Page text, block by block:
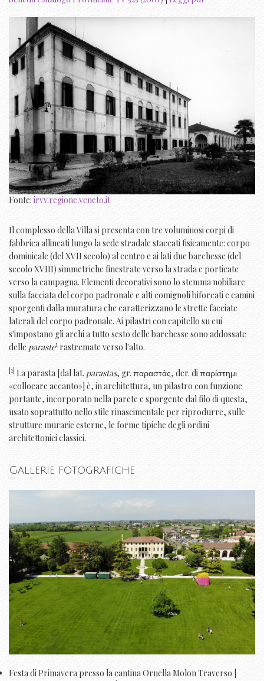
Fonte: irvv.regione.veneto.it
Il complesso della Villa si presenta con tre voluminosi corpi di
fabbrica allineati lungo la sede stradale staccati fisicamente: corpo
dominicale (del XVII secolo) al centro e ai lati due barchesse (del
secolo XVIII) simmetriche finestrate verso la strada e porticate
verso la campagna. Elementi decorativi sono lo stemma nobiliare
sulla facciata del corpo padronale e alti comignoli biforcati e camini
sporgenti dalla muratura che caratterizzano le strette facciate
laterali del corpo padronale. Ai pilastri con capitello su cui
s'impostano gli archi a tutto sesto delle barchesse sono addossate
delle paraste1 rastremate verso l'alto.
[1] La parasta [dal lat. parastas, gr. παραστάς, der. di παρίστημι
«collocare accanto»] è, in architettura, un pilastro con funzione
portante, incorporato nella parete e sporgente dal filo di questa,
usato soprattutto nello stile rinascimentale per riprodurre, sulle
strutture murarie esterne, le forme tipiche degli ordini
architettonici classici.
Gallerie fotografiche
Festa di Primavera presso la cantina Ornella Molon Traverso |